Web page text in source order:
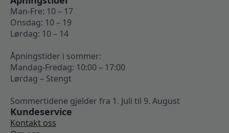
Man-Fre: 10 – 17
Onsdag: 10 – 19
Lørdag: 10 – 14
Åpningstider i sommer:
Mandag-Fredag: 10:00 – 17:00
Lørdag – Stengt
Sommertidene gjelder fra 1. Juli til 9. August
Kundeservice
Kontakt oss